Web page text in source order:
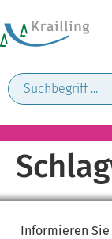
Informieren Sie